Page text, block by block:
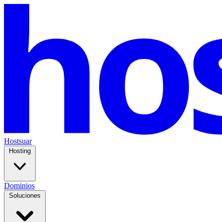
Hostsuar
Hosting
Dominios
Soluciones